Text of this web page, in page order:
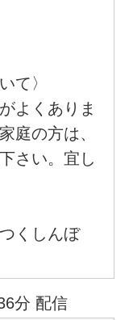
て〉
よくありま
庭の方は、
さい。宜し
くしんぼ
分 配信